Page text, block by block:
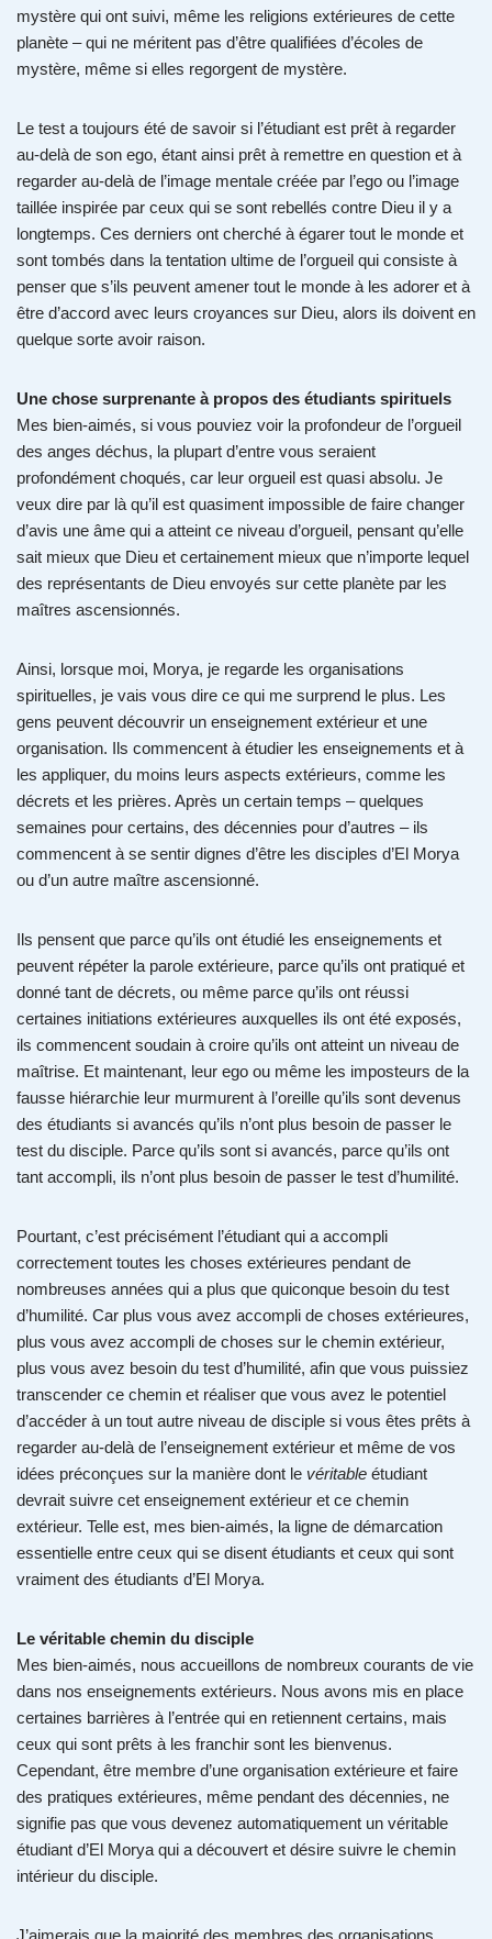
mystère qui ont suivi, même les religions extérieures de cette
planète – qui ne méritent pas d’être qualifiées d’écoles de
mystère, même si elles regorgent de mystère.
Le test a toujours été de savoir si l’étudiant est prêt à regarder
au-delà de son ego, étant ainsi prêt à remettre en question et à
regarder au-delà de l’image mentale créée par l’ego ou l’image
taillée inspirée par ceux qui se sont rebellés contre Dieu il y a
longtemps. Ces derniers ont cherché à égarer tout le monde et
sont tombés dans la tentation ultime de l’orgueil qui consiste à
penser que s’ils peuvent amener tout le monde à les adorer et à
être d’accord avec leurs croyances sur Dieu, alors ils doivent en
quelque sorte avoir raison.
Une chose surprenante à propos des étudiants spirituels
Mes bien-aimés, si vous pouviez voir la profondeur de l’orgueil
des anges déchus, la plupart d’entre vous seraient
profondément choqués, car leur orgueil est quasi absolu. Je
veux dire par là qu’il est quasiment impossible de faire changer
d’avis une âme qui a atteint ce niveau d’orgueil, pensant qu’elle
sait mieux que Dieu et certainement mieux que n’importe lequel
des représentants de Dieu envoyés sur cette planète par les
maîtres ascensionnés.
Ainsi, lorsque moi, Morya, je regarde les organisations
spirituelles, je vais vous dire ce qui me surprend le plus. Les
gens peuvent découvrir un enseignement extérieur et une
organisation. Ils commencent à étudier les enseignements et à
les appliquer, du moins leurs aspects extérieurs, comme les
décrets et les prières. Après un certain temps – quelques
semaines pour certains, des décennies pour d’autres – ils
commencent à se sentir dignes d’être les disciples d’El Morya
ou d’un autre maître ascensionné.
Ils pensent que parce qu’ils ont étudié les enseignements et
peuvent répéter la parole extérieure, parce qu’ils ont pratiqué et
donné tant de décrets, ou même parce qu’ils ont réussi
certaines initiations extérieures auxquelles ils ont été exposés,
ils commencent soudain à croire qu’ils ont atteint un niveau de
maîtrise. Et maintenant, leur ego ou même les imposteurs de la
fausse hiérarchie leur murmurent à l’oreille qu’ils sont devenus
des étudiants si avancés qu’ils n’ont plus besoin de passer le
test du disciple. Parce qu’ils sont si avancés, parce qu’ils ont
tant accompli, ils n’ont plus besoin de passer le test d’humilité.
Pourtant, c’est précisément l’étudiant qui a accompli
correctement toutes les choses extérieures pendant de
nombreuses années qui a plus que quiconque besoin du test
d’humilité. Car plus vous avez accompli de choses extérieures,
plus vous avez accompli de choses sur le chemin extérieur,
plus vous avez besoin du test d’humilité, afin que vous puissiez
transcender ce chemin et réaliser que vous avez le potentiel
d’accéder à un tout autre niveau de disciple si vous êtes prêts à
regarder au-delà de l’enseignement extérieur et même de vos
idées préconçues sur la manière dont le véritable étudiant
devrait suivre cet enseignement extérieur et ce chemin
extérieur. Telle est, mes bien-aimés, la ligne de démarcation
essentielle entre ceux qui se disent étudiants et ceux qui sont
vraiment des étudiants d’El Morya.
Le véritable chemin du disciple
Mes bien-aimés, nous accueillons de nombreux courants de vie
dans nos enseignements extérieurs. Nous avons mis en place
certaines barrières à l’entrée qui en retiennent certains, mais
ceux qui sont prêts à les franchir sont les bienvenus.
Cependant, être membre d’une organisation extérieure et faire
des pratiques extérieures, même pendant des décennies, ne
signifie pas que vous devenez automatiquement un véritable
étudiant d’El Morya qui a découvert et désire suivre le chemin
intérieur du disciple.
J’aimerais que la majorité des membres des organisations